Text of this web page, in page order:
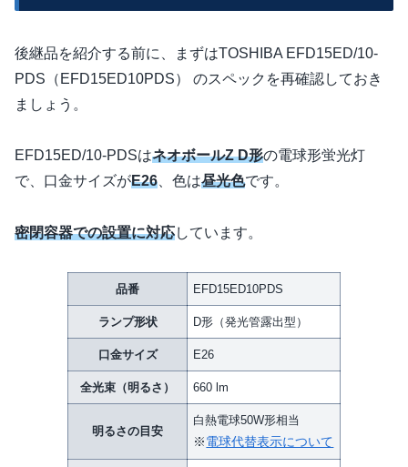
後継品を紹介する前に、まずはTOSHIBA EFD15ED/10-
PDS（EFD15ED10PDS） のスペックを再確認しておき
ましょう。
EFD15ED/10-PDSはネオボールZ D形の電球形蛍光灯
で、口金サイズがE26 、色は昼光色です。
密閉容器での設置に対応しています。
品番 EFD15ED10PDS
ランプ形状 D形（発光管露出型）
口金サイズ E26
全光束（明るさ） 660 lm
明るさの目安
白熱電球50W形相当
※電球代替表示について